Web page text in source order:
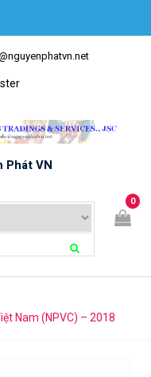
Phát VN
0
Nam (NPVC) – 2018